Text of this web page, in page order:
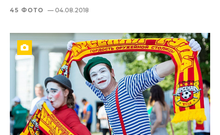
45 ФОТО — 04.08.2018